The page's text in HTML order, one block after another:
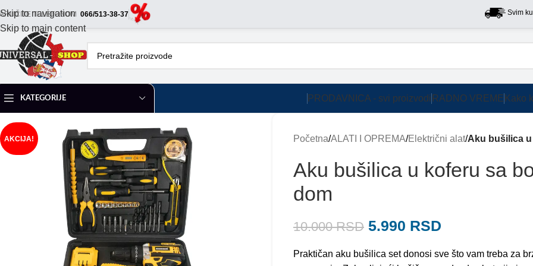
Skip to navigation
Skip to main content
TELEFONOM 066/513-38-37 Svim kupcima
KATEGORIJE PRODAVNICA - svi proizvodi RADNO VREME Kako
AKCIJA! Početna/ALATI I OPREMA/Električni alat/Aku bušilica
Aku bušilica u koferu sa
dom
10.000RSD 5.990 RSD
Praktičan aku bušilica set donosi sve što vam treba za